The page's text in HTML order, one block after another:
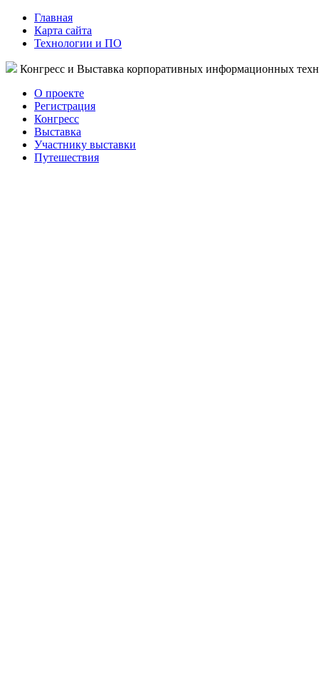
Главная
Карта сайта
Технологии и ПО
Конгресс и Выставка корпоративных информационных
О проекте
Регистрация
Конгресс
Выставка
Участнику выставки
Путешествия